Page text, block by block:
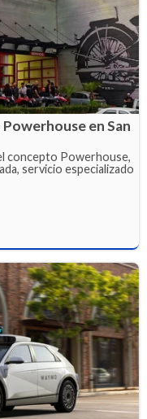
en San
concepto Powerhouse,
servicio especializado